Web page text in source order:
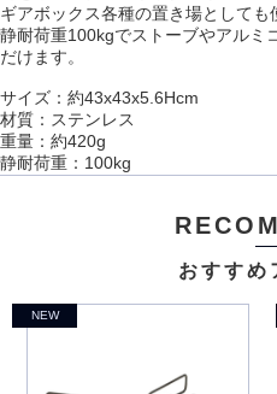
ギアボックス各種の置き場としても
静耐荷重100kgでストーブやアルミ
だけます。
サイズ：約43x43x5.6Hcm
材質：ステンレス
重量：約420g
静耐荷重：100kg
おすすめ